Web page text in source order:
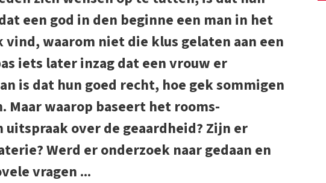
een god in den beginne een man in het
waarom niet die klus gelaten aan een
iets later inzag dat een vrouw er
is dat hun goed recht, hoe gek sommigen
waarop baseert het rooms-
over de geaardheid? Zijn er
Werd er onderzoek naar gedaan en
vragen ...